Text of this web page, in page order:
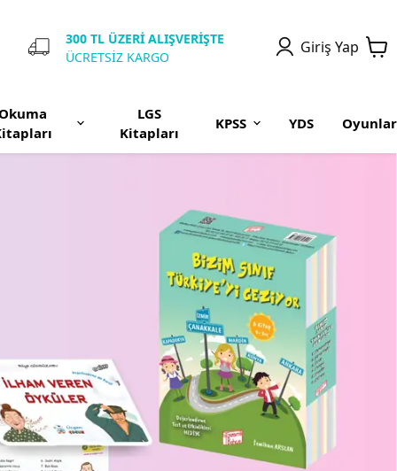
300 TL ÜZERİ ALIŞVERİŞTE
ÜCRETSİZ KARGO
Giriş Yap
Okuma
LGS
Kitapları
KPSS YDS Oyunlar